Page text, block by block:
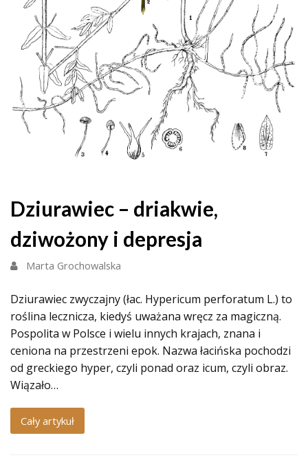
Dziurawiec – driakwie,
dziwożony i depresja
Marta Grochowalska
Dziurawiec zwyczajny (łac. Hypericum perforatum L.) to
roślina lecznicza, kiedyś uważana wręcz za magiczną.
Pospolita w Polsce i wielu innych krajach, znana i
ceniona na przestrzeni epok. Nazwa łacińska pochodzi
od greckiego hyper, czyli ponad oraz icum, czyli obraz.
Wiązało…
Cały artykuł